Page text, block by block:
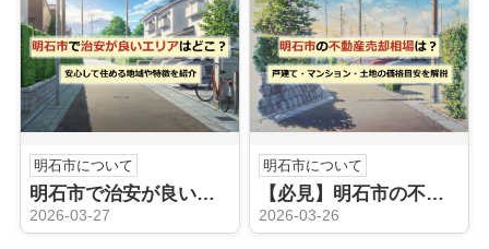
明石市について
明石市で治安が良いエリアはどこ？安心して住める地域や特徴を紹介
2026-03-27
明石市について
【必見】明石市の不動産売却相場は？戸建て・マンション・土地の価格目安を解説
2026-03-26